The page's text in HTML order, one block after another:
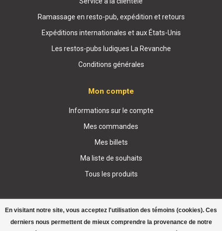
En visitant notre site, vous acceptez l'utilisation des témoins (cookies). Ces
derniers nous permettent de mieux comprendre la provenance de notre
Ramassage en resto-pub, expédition et retours
Expéditions internationales et aux États-Unis
Les restos-pubs ludiques La Revanche
Conditions générales
Mon compte
Informations sur le compte
Mes commandes
Mes billets
Ma liste de souhaits
Tous les produits